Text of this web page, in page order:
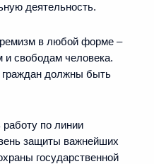
деятельность.
в любой форме –
и свободам человека.
граждан должны быть
по линии
защиты важнейших
государственной